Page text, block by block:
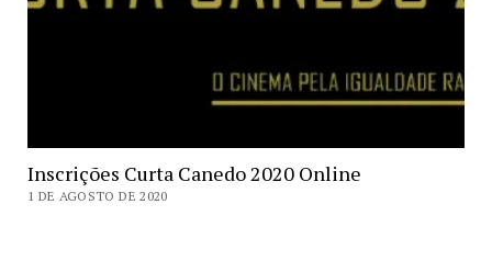
Inscrições Curta Canedo 2020 Online
1 DE AGOSTO DE 2020